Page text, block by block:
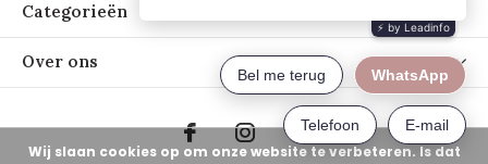
Categorieën
Over ons
Wij slaan cookies op om onze website te verbeteren. Is dat